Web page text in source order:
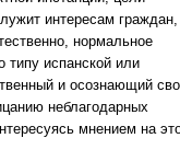
интересам граждан,
нормальное
типу испанской или
и осознающий
неблагодарных
мнением на